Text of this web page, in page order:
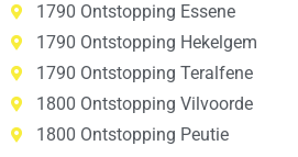
1790 Ontstopping Essene
1790 Ontstopping Hekelgem
1790 Ontstopping Teralfene
1800 Ontstopping Vilvoorde
1800 Ontstopping Peutie